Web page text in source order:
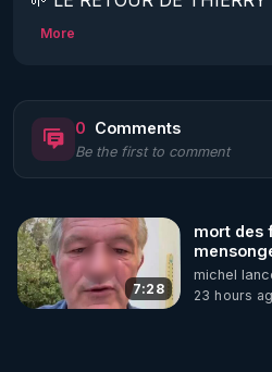
2022)!
https://www.rgnr.fr/
🌱 LE MAGAZINE RÉGÉNÈRE
🌱 LA BOUTIQUE DU
Pour obtenir les anciens
More
0 Comments
Be the first to comment
7:28
mort des
michel
23 hours